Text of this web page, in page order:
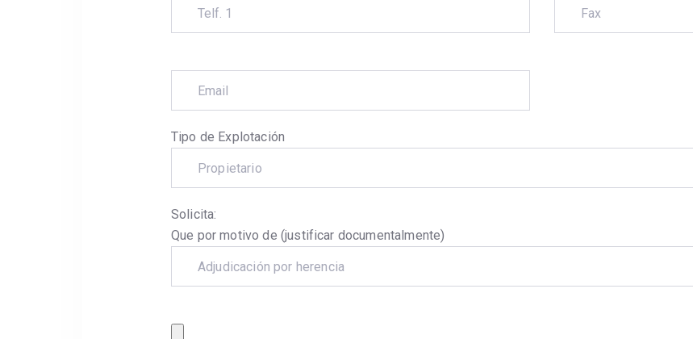
Tipo de Explotación
Propietario
Solicita:
Que por motivo de (justificar documentalmente)
Adjudicación por herencia